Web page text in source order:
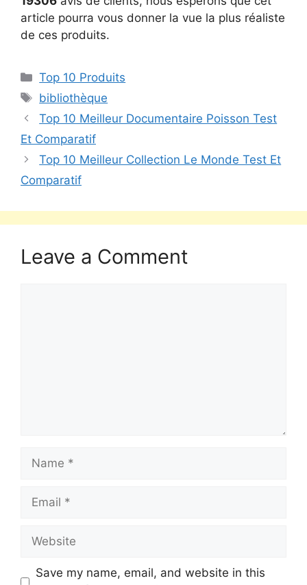
article pourra vous donner la vue la plus réaliste
de ces produits.
Top 10 Produits
bibliothèque
Top 10 Meilleur Documentaire Poisson Test
Et Comparatif
Top 10 Meilleur Collection Le Monde Test Et
Comparatif
Leave a Comment
Save my name, email, and website in this